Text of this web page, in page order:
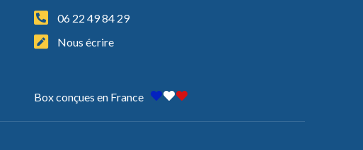
06 22 49 84 29
Nous écrire
Box conçues en France